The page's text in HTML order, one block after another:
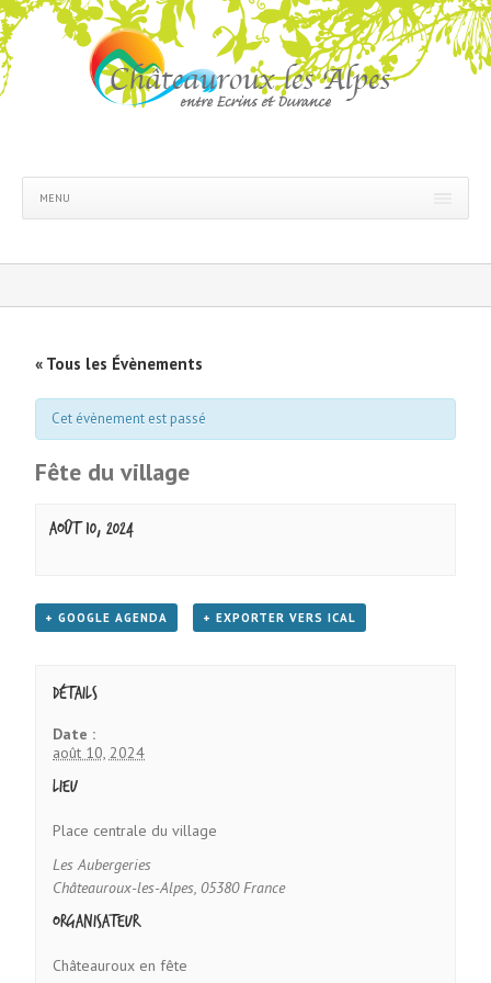
MENU
« Tous les Évènements
Cet évènement est passé
Fête du village
août 10, 2024
+ GOOGLE AGENDA + EXPORTER VERS ICAL
Détails
Date :
août 10, 2024
Lieu
Place centrale du village
Les Aubergeries
Châteauroux-les-Alpes, 05380 France
Organisateur
Châteauroux en fête